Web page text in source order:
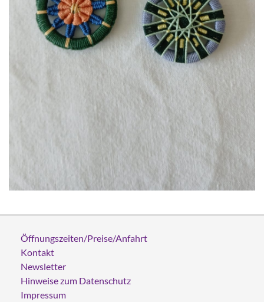
Öffnungszeiten/Preise/Anfahrt
Kontakt
Newsletter
Hinweise zum Datenschutz
Impressum